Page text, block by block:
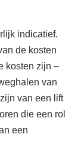
indicatief.
de kosten
kosten zijn –
van
van een lift
die een rol
een